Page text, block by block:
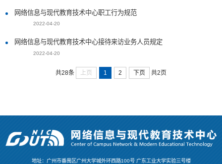
网络信息与现代教育技术中心职工行为规范
2022-04-20
网络信息与现代教育技术中心接待来访业务人员规定
2022-04-20
共28条 上页 1 2 下页 共2页
地址：广州市番禺区广州大学城外环西路100号 广东工业大学实验三号楼